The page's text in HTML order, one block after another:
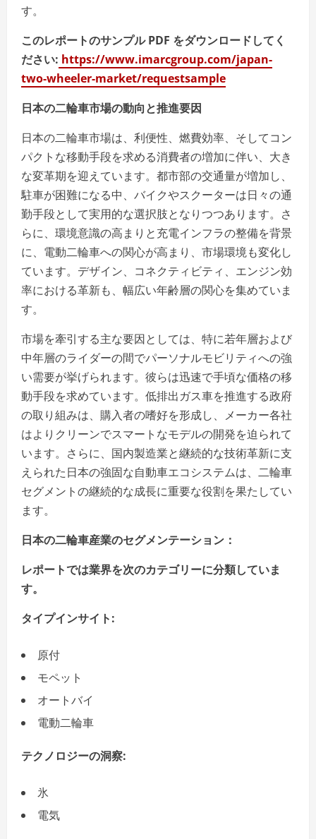
す。
このレポートのサンプル PDF をダウンロードしてく
ださい: https://www.imarcgroup.com/japan-
two-wheeler-market/requestsample
日本の二輪車市場の動向と推進要因
日本の二輪車市場は、利便性、燃費効率、そしてコン
パクトな移動手段を求める消費者の増加に伴い、大き
な変革期を迎えています。都市部の交通量が増加し、
駐車が困難になる中、バイクやスクーターは日々の通
勤手段として実用的な選択肢となりつつあります。さ
らに、環境意識の高まりと充電インフラの整備を背景
に、電動二輪車への関心が高まり、市場環境も変化し
ています。デザイン、コネクティビティ、エンジン効
率における革新も、幅広い年齢層の関心を集めていま
す。
市場を牽引する主な要因としては、特に若年層および
中年層のライダーの間でパーソナルモビリティへの強
い需要が挙げられます。彼らは迅速で手頃な価格の移
動手段を求めています。低排出ガス車を推進する政府
の取り組みは、購入者の嗜好を形成し、メーカー各社
はよりクリーンでスマートなモデルの開発を迫られて
います。さらに、国内製造業と継続的な技術革新に支
えられた日本の強固な自動車エコシステムは、二輪車
セグメントの継続的な成長に重要な役割を果たしてい
ます。
日本の二輪車産業のセグメンテーション：
レポートでは業界を次のカテゴリーに分類していま
す。
タイプインサイト:
原付
モペット
オートバイ
電動二輪車
テクノロジーの洞察:
氷
電気